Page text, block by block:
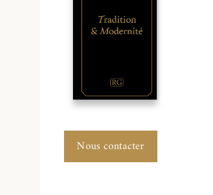
Nous contacter